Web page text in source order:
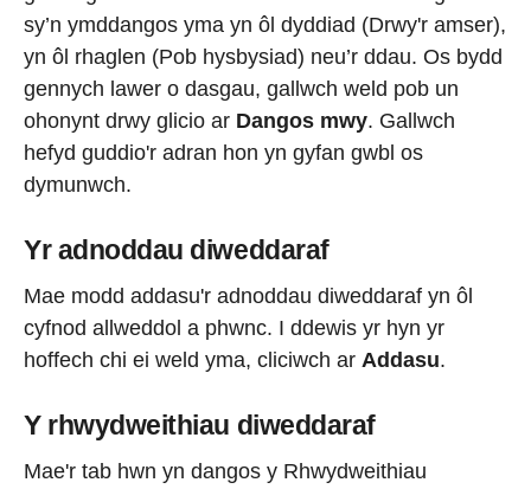
sy’n ymddangos yma yn ôl dyddiad (Drwy'r amser),
yn ôl rhaglen (Pob hysbysiad) neu’r ddau. Os bydd
gennych lawer o dasgau, gallwch weld pob un
ohonynt drwy glicio ar Dangos mwy. Gallwch
hefyd guddio'r adran hon yn gyfan gwbl os
dymunwch.
Yr adnoddau diweddaraf
Mae modd addasu'r adnoddau diweddaraf yn ôl
cyfnod allweddol a phwnc. I ddewis yr hyn yr
hoffech chi ei weld yma, cliciwch ar Addasu.
Y rhwydweithiau diweddaraf
Mae'r tab hwn yn dangos y Rhwydweithiau